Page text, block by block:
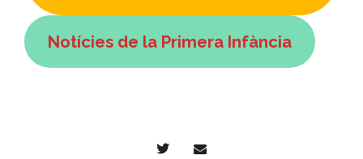
Notícies de la Primera Infància